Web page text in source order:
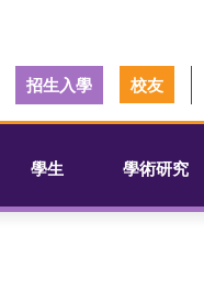
招生入學 校友
學生 學術研究